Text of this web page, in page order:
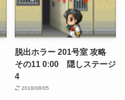
脱出ホラー 201号室 攻略
その11 0:00 隠しステージ
4
2018/08/05